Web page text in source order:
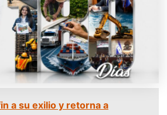
a su exilio y retorna a